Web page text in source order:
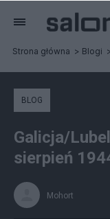
Strona główna Blogi
BLOG
Galicja/
sierpień
Mohort